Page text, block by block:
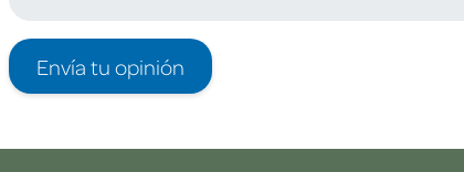
Envía tu opinión